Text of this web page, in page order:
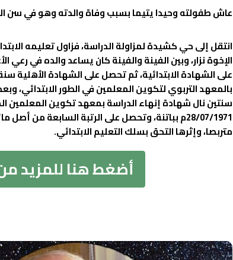
عاش طفولته وحيدا يتيما بسبب وفاة والدته وهو في سن
انتقل إلى حي كشيدة لمزاولة الدراسة، فزاول تعليمه
الإخوة نزار، وبين الفينة والفينة كان يساعد والده فيرعي
بالمعهد التربوي لتكوين المعلمين في الطور الابتدائي،
سنتين نال شهادة إنهاء الدراسة بمعهد تكوين المعلمين
28/07/1971م بباتنة، وتحصل على الرتبة السابعة من
متربصا، وإثرها التحق بسلك التعليم الابتدائي.
أضغط هنا للمزيد